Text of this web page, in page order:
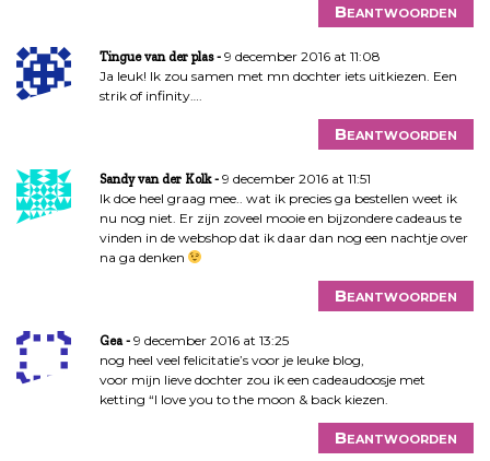
Beantwoorden
Tingue van der plas
9 december 2016 at 11:08
Ja leuk! Ik zou samen met mn dochter iets uitkiezen. Een
strik of infinity….
Beantwoorden
Sandy van der Kolk
9 december 2016 at 11:51
Ik doe heel graag mee.. wat ik precies ga bestellen weet ik
nu nog niet. Er zijn zoveel mooie en bijzondere cadeaus te
vinden in de webshop dat ik daar dan nog een nachtje over
na ga denken
Beantwoorden
Gea
9 december 2016 at 13:25
nog heel veel felicitatie’s voor je leuke blog,
voor mijn lieve dochter zou ik een cadeaudoosje met
ketting “I love you to the moon & back kiezen.
Beantwoorden